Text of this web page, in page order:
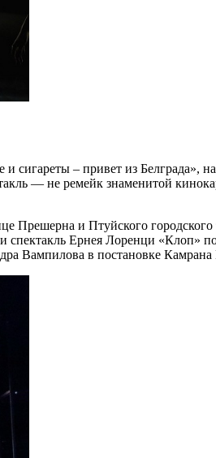
сигареты – привет из
— не ремейк знаменитой
Прешерна и Птуйского
спектакль Ернея Лоренци
Вампилова в постановке